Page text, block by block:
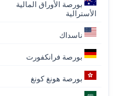
بورصة الأوراق المالية
الأسترالية
ناسداك
بورصة فرانكفورت
بورصة هونغ كونغ